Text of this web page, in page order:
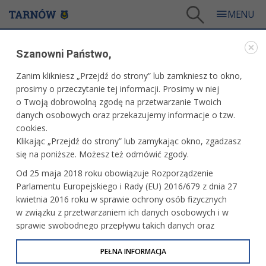
Doradca ds. klimatu i środowiska
LIFE EKOMAŁOPOLSKA
DORADCA DS. KLIMATU I ŚRODOWISKA
Od stycznia 2021 roku województwo małopolskie wraz
z 27 Partnerami realizuje projekt zintegrowany LIFE-IP
EKOMAŁOPOLSKA „Wdrażanie Regionalnego Planu Działań
dla Klimatu i Energii dla województwa małopolskiego”
Szanowni Państwo,
Zanim klikniesz „Przejdź do strony” lub zamkniesz to okno,
prosimy o przeczytanie tej informacji. Prosimy w niej
o Twoją dobrowolną zgodę na przetwarzanie Twoich
danych osobowych oraz przekazujemy informacje o tzw.
cookies.
Klikając „Przejdź do strony” lub zamykając okno, zgadzasz
się na poniższe. Możesz też odmówić zgody.
Od 25 maja 2018 roku obowiązuje Rozporządzenie
Parlamentu Europejskiego i Rady (EU) 2016/679 z dnia 27
kwietnia 2016 roku w sprawie ochrony osób fizycznych
w związku z przetwarzaniem ich danych osobowych i w
sprawie swobodnego przepływu takich danych oraz
uchylenia dyrektywy 95/46/WE (określane jako RODO, GDPR
lub Ogólne Rozporządzenie o Ochronie Danych
PEŁNA INFORMACJA